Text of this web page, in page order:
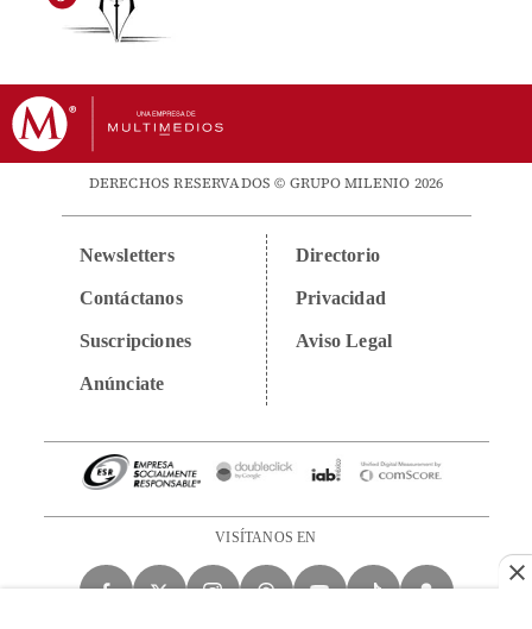
DERECHOS RESERVADOS © GRUPO MILENIO 2026
Newsletters
Contáctanos
Suscripciones
Anúnciate
Directorio
Privacidad
Aviso Legal
VISÍTANOS EN